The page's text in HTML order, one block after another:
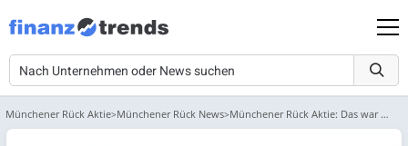
Münchener Rück Aktie Münchener Rück News Münchener Rück Aktie: Das war es dann!